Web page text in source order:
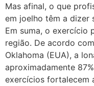
Mas afinal, o que
em joelho têm a dizer
Em suma, o exercício
região. De acordo
Oklahoma (EUA), a
aproximadamente
exercícios fortalecem